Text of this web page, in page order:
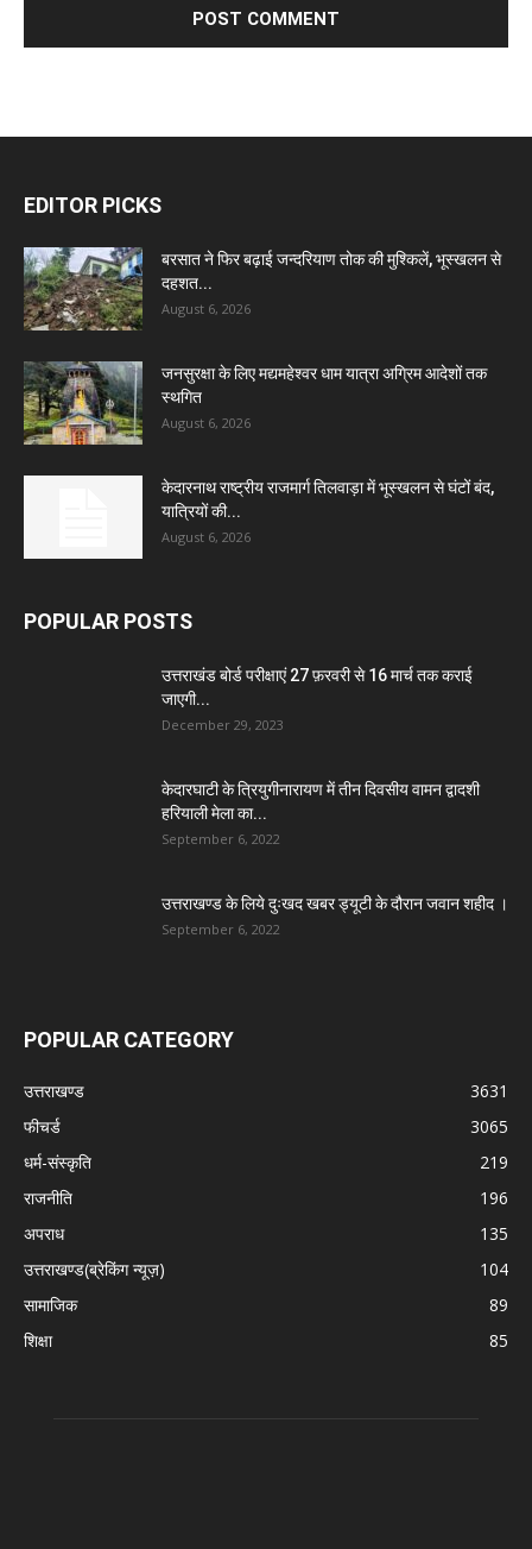
EDITOR PICKS
बरसात ने फिर बढ़ाई जन्दरियाण तोक की मुश्किलें, भूस्खलन से
दहशत...
August 6, 2026
जनसुरक्षा के लिए मद्यमहेश्वर धाम यात्रा अग्रिम आदेशों तक
स्थगित
August 6, 2026
केदारनाथ राष्ट्रीय राजमार्ग तिलवाड़ा में भूस्खलन से घंटों बंद,
यात्रियों की...
August 6, 2026
POPULAR POSTS
उत्तराखंड बोर्ड परीक्षाएं 27 फ़रवरी से 16 मार्च तक कराई
जाएगी...
December 29, 2023
केदारघाटी के त्रियुगीनारायण में तीन दिवसीय वामन द्वादशी
हरियाली मेला का...
September 6, 2022
उत्तराखण्ड के लिये दुःखद खबर ड्यूटी के दौरान जवान शहीद ।
September 6, 2022
POPULAR CATEGORY
उत्तराखण्ड
3631
फीचर्ड
3065
धर्म-संस्कृति
219
राजनीति
196
अपराध
135
उत्तराखण्ड(ब्रेकिंग न्यूज़)
104
सामाजिक
89
शिक्षा
85